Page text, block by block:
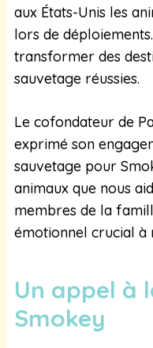
aux États-Unis les
lors de
transformer des
sauvetage réussies.
Le cofondateur de
exprimé son
sauvetage pour
animaux que nous
membres de la
émotionnel crucial à
Un appel à
Smokey